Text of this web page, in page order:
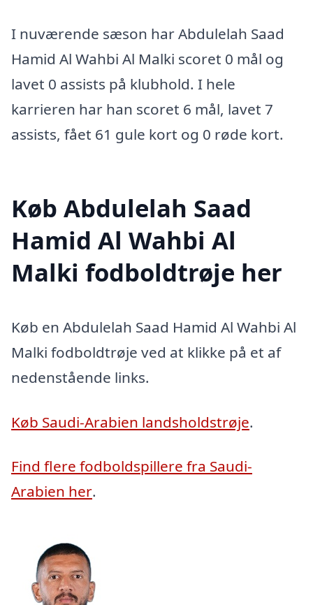
I nuværende sæson har Abdulelah Saad
Hamid Al Wahbi Al Malki scoret 0 mål og
lavet 0 assists på klubhold. I hele
karrieren har han scoret 6 mål, lavet 7
assists, fået 61 gule kort og 0 røde kort.
Køb Abdulelah Saad
Hamid Al Wahbi Al
Malki fodboldtrøje her
Køb en Abdulelah Saad Hamid Al Wahbi Al
Malki fodboldtrøje ved at klikke på et af
nedenstående links.
Køb Saudi-Arabien landsholdstrøje.
Find flere fodboldspillere fra Saudi-
Arabien her.